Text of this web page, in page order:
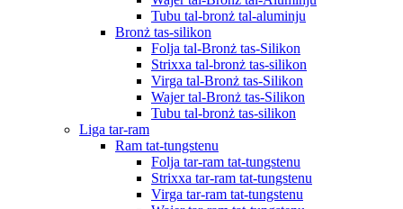
Tubu tal-bronż tal-aluminju
Bronż tas-silikon
Folja tal-Bronż tas-Silikon
Strixxa tal-bronż tas-silikon
Virga tal-Bronż tas-Silikon
Wajer tal-Bronż tas-Silikon
Tubu tal-bronż tas-silikon
Liga tar-ram
Ram tat-tungstenu
Folja tar-ram tat-tungstenu
Strixxa tar-ram tat-tungstenu
Virga tar-ram tat-tungstenu